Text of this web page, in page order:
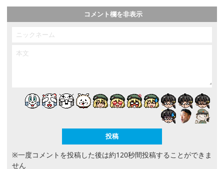
コメント欄を非表示
※一度コメントを投稿した後は約120秒間投稿することができま
せん